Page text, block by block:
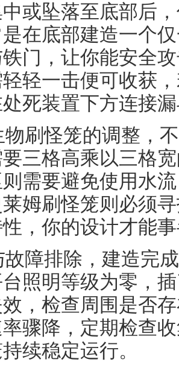
或坠落至底部后
在底部建造一个
门，让你能安全
轻一击便可收获
死装置下方连接
物刷怪笼的调整，
三格高乘以三格
需要避免使用水
姆刷怪笼则必须
，你的设计才能
故障排除，建造完
照明等级为零，
，检查周围是否
骤降，定期检查
续稳定运行。